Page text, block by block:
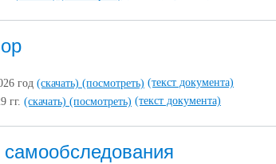
год (скачать) (посмотреть) (текст документа)
гг. (скачать) (посмотреть) (текст документа)
самообследования